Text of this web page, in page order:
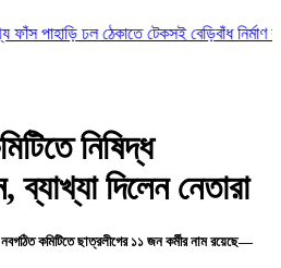
ঢল ঠেকাতে টেকসই বেড়িবাঁধ নির্মাণ করা হবে:
নিষিদ্ধ
দিলেন নেতারা
কমিটিতে ছাত্রলীগের ১১ জন কর্মীর নাম রয়েছে—